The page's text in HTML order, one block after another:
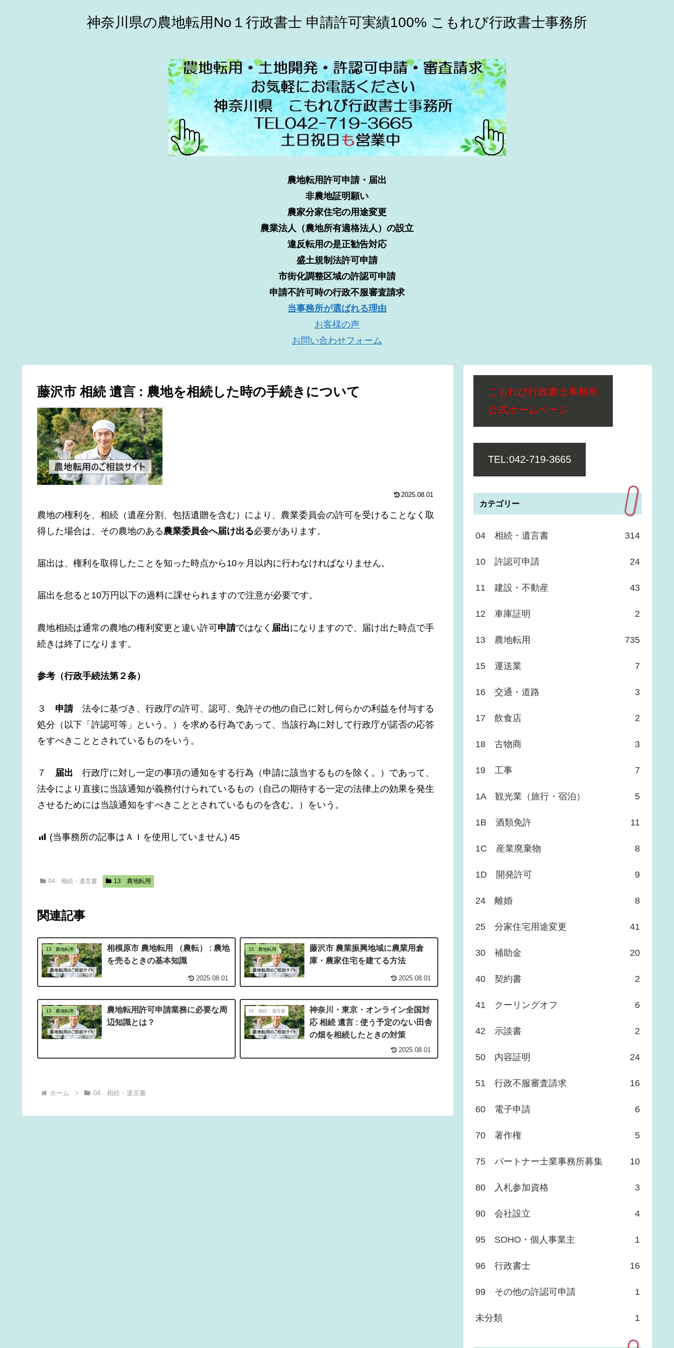
神奈川県の農地転用No１行政書士 申請許可実績100% こもれび行政書士事務所
農地転用許可申請・届出
非農地証明願い
農家分家住宅の用途変更
農業法人（農地所有適格法人）の設立
違反転用の是正勧告対応
盛土規制法許可申請
市街化調整区域の許認可申請
申請不許可時の行政不服審査請求
当事務所が選ばれる理由
お客様の声
お問い合わせフォーム
藤沢市 相続 遺言 : 農地を相続した時の手続きについて
2025.08.01
農地の権利を、相続（遺産分割、包括遺贈を含む）により、農業委員会の許可を受けることなく取
得した場合は、その農地のある農業委員会へ届け出る必要があります。
届出は、権利を取得したことを知った時点から10ヶ月以内に行わなければなりません。
届出を怠ると10万円以下の過料に課せられますので注意が必要です。
農地相続は通常の農地の権利変更と違い許可申請ではなく 届出になりますので、届け出た時点で手
続きは終了になります。
参考（行政手続法第２条）
３ 申請法令に基づき、行政庁の許可、認可、免許その他の自己に対し何らかの利益を付与する
処分（以下「許認可等」という。）を求める行為であって、当該行為に対して行政庁が諾否の応答
をすべきこととされているものをいう。
７ 届出 行政庁に対し一定の事項の通知をする行為（申請に該当するものを除く。）であって、
法令により直接に当該通知が義務付けられているもの（自己の期待する一定の法律上の効果を発生
させるためには当該通知をすべきこととされているものを含む。）をいう。
(当事務所の記事はＡＩを使用していません) 45
04 相続・遺言書 13 農地転用
関連記事
13 農地転用
相模原市 農地転用 （農転） : 農地
を売るときの基本知識
2025.08.01
13 農地転用
藤沢市 農業振興地域に農業用倉
庫・農家住宅を建てる方法
2025.08.01
13 農地転用
農地転用許可申請業務に必要な周
辺知識とは？
04 相続・遺言書
神奈川・東京・オンライン全国対
応 相続 遺言 : 使う予定のない田舎
の畑を相続したときの対策
2025.08.01
ホーム 04 相続・遺言書
こもれび行政書士事務所
公式ホームページ
TEL:042-719-3665
カテゴリー
04 相続・遺言書 314
10 許認可申請 24
11 建設・不動産 43
12 車庫証明 2
13 農地転用 735
15 運送業 7
16 交通・道路 3
17 飲食店 2
18 古物商 3
19 工事 7
1A 観光業（旅行・宿泊） 5
1B 酒類免許 11
1C 産業廃棄物 8
1D 開発許可 9
24 離婚 8
25 分家住宅用途変更 41
30 補助金 20
40 契約書 2
41 クーリングオフ 6
42 示談書 2
50 内容証明 24
51 行政不服審査請求 16
60 電子申請 6
70 著作権 5
75 パートナー士業事務所募集 10
80 入札参加資格 3
90 会社設立 4
95 SOHO・個人事業主 1
96 行政書士 16
99 その他の許認可申請 1
未分類 1